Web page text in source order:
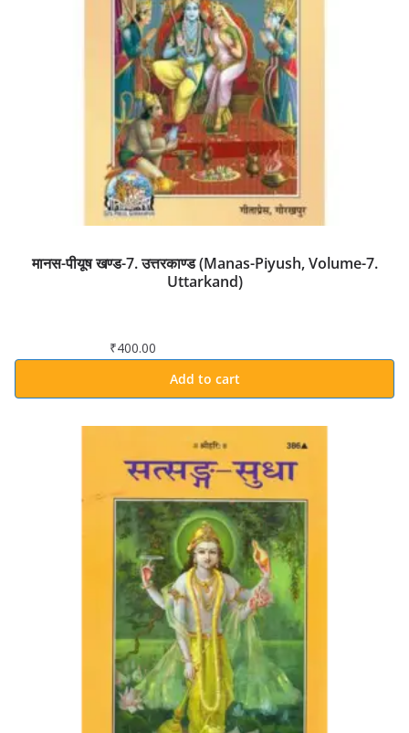
मानस-पीयूष खण्ड-7. उत्तरकाण्ड (Manas-Piyush, Volume-7.
Uttarkand)
₹400.00
Add to cart